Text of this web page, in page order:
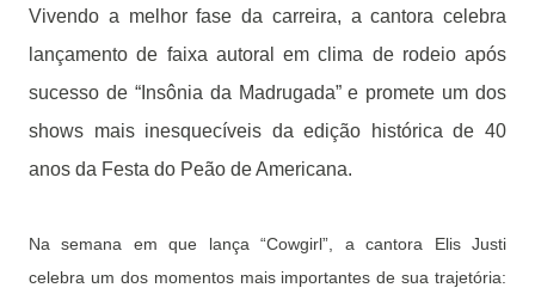
Vivendo a melhor fase da carreira, a cantora celebra
lançamento de faixa autoral em clima de rodeio após
sucesso de “Insônia da Madrugada” e promete um dos
shows mais inesquecíveis da edição histórica de 40
anos da Festa do Peão de Americana.
Na semana em que lança “Cowgirl”, a cantora Elis Justi
celebra um dos momentos mais importantes de sua trajetória: